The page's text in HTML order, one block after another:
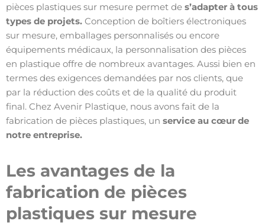
pièces plastiques sur mesure permet de s’adapter à tous
types de projets. Conception de boîtiers électroniques
sur mesure, emballages personnalisés ou encore
équipements médicaux, la personnalisation des pièces
en plastique offre de nombreux avantages. Aussi bien en
termes des exigences demandées par nos clients, que
par la réduction des coûts et de la qualité du produit
final. Chez Avenir Plastique, nous avons fait de la
fabrication de pièces plastiques, un service au cœur de
notre entreprise.
Les avantages de la
fabrication de pièces
plastiques sur mesure